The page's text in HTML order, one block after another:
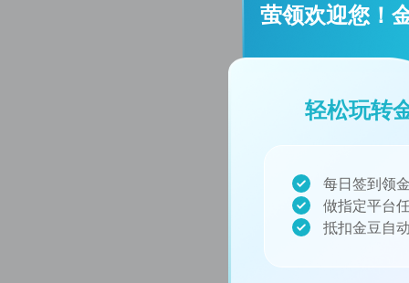
萤领欢迎您！
轻松玩转
每日签到领
做指定平台
抵扣金豆自